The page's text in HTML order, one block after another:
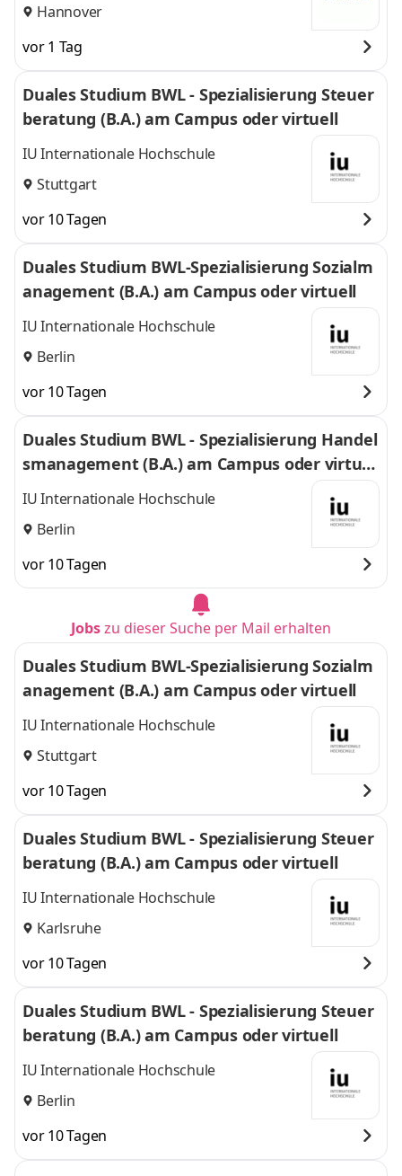
Hannover
vor 1 Tag
Duales Studium BWL - Spezialisierung Steuer
beratung (B.A.) am Campus oder virtuell
IU Internationale Hochschule
Stuttgart
vor 10 Tagen
Duales Studium BWL-Spezialisierung Sozialm
anagement (B.A.) am Campus oder virtuell
IU Internationale Hochschule
Berlin
vor 10 Tagen
Duales Studium BWL - Spezialisierung Handel
smanagement (B.A.) am Campus oder virtuel
l
IU Internationale Hochschule
Berlin
vor 10 Tagen
Jobszu dieser Suche per Mail erhalten
Duales Studium BWL-Spezialisierung Sozialm
anagement (B.A.) am Campus oder virtuell
IU Internationale Hochschule
Stuttgart
vor 10 Tagen
Duales Studium BWL - Spezialisierung Steuer
beratung (B.A.) am Campus oder virtuell
IU Internationale Hochschule
Karlsruhe
vor 10 Tagen
Duales Studium BWL - Spezialisierung Steuer
beratung (B.A.) am Campus oder virtuell
IU Internationale Hochschule
Berlin
vor 10 Tagen